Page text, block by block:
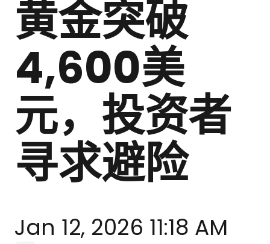
黄金突破
4,600美
元，投资者
寻求避险
Jan 12, 2026 11:18 AM